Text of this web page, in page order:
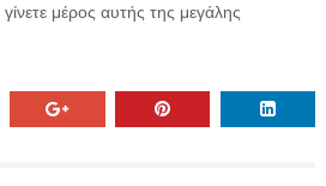
μέρος αυτής της μεγάλης